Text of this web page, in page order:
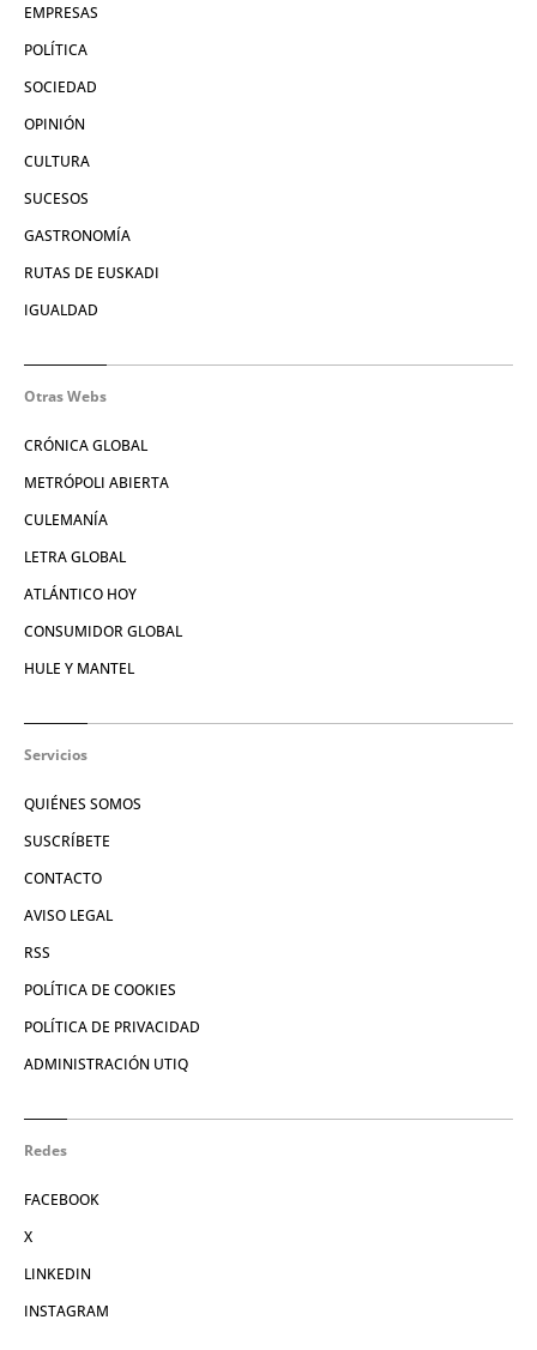
EMPRESAS
POLÍTICA
SOCIEDAD
OPINIÓN
CULTURA
SUCESOS
GASTRONOMÍA
RUTAS DE EUSKADI
IGUALDAD
Otras Webs
CRÓNICA GLOBAL
METRÓPOLI ABIERTA
CULEMANÍA
LETRA GLOBAL
ATLÁNTICO HOY
CONSUMIDOR GLOBAL
HULE Y MANTEL
Servicios
QUIÉNES SOMOS
SUSCRÍBETE
CONTACTO
AVISO LEGAL
RSS
POLÍTICA DE COOKIES
POLÍTICA DE PRIVACIDAD
ADMINISTRACIÓN UTIQ
Redes
FACEBOOK
X
LINKEDIN
INSTAGRAM